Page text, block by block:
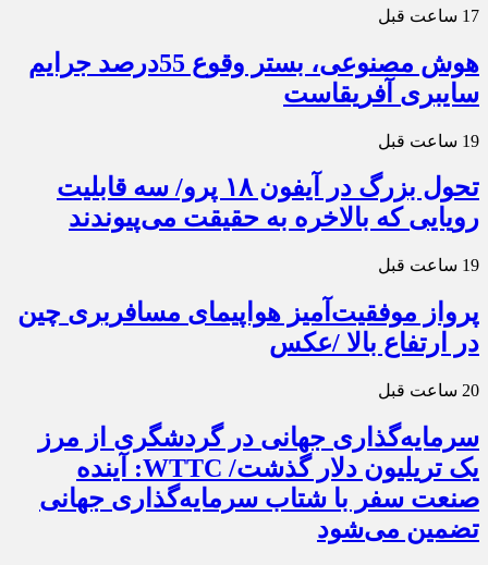
17 ساعت قبل
هوش مصنوعی، بستر وقوع 55درصد جرایم
سایبری آفریقاست
19 ساعت قبل
تحول بزرگ در آیفون ۱۸ پرو/ سه قابلیت
رویایی که بالاخره به حقیقت می‌پیوندند
19 ساعت قبل
پرواز موفقیت‌آمیز هواپیمای مسافربری چین
در ارتفاع بالا /عکس
20 ساعت قبل
سرمایه‌گذاری جهانی در گردشگری از مرز
یک تریلیون دلار گذشت/ WTTC: آینده
صنعت سفر با شتاب سرمایه‌گذاری جهانی
تضمین می‌شود